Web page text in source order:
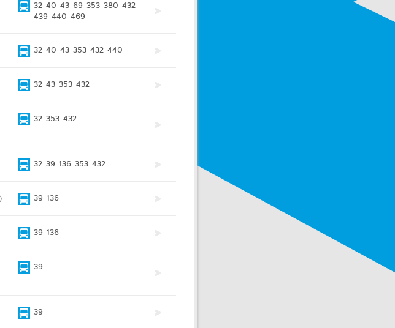
32 40 43 69 353 380 432
439 440 469
32 40 43 353 432 440
32 43 353 432
32 353 432
32 39 136 353 432
39 136
39 136
39
39